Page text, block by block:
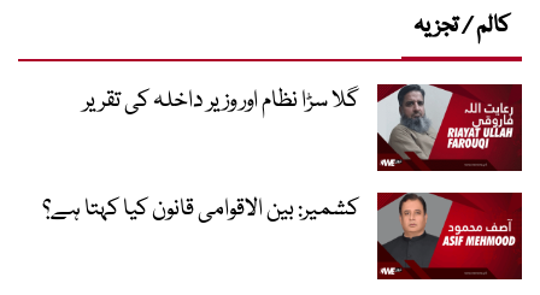
کالم / تجزیہ
گلا سڑا نظام اور وزیر داخلہ کی تقریر
کشمیر: بین الاقوامی قانون کیا کہتا ہے؟